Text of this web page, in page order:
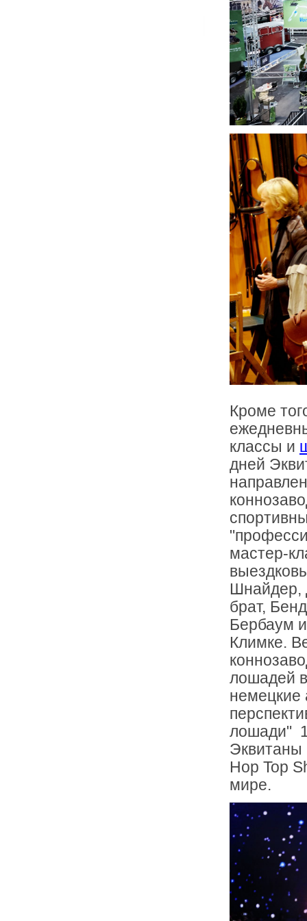
Кроме
классы и
дней
мастер-
Шнайдер,
брат,
Бербаум
Климке.
лошадей
немецкие
лошади"
Эквитаны
Hop Top
мире.